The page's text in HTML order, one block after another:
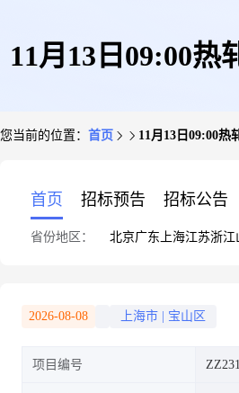
11月13日09:00热
您当前的位置： 首页 11月13日09:00热
首页 招标预告 招标公告
省份地区： 北京广东 上海江苏浙江
2026-08-08 上海市 宝山区
项目编号